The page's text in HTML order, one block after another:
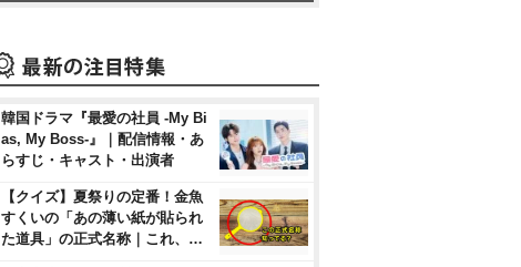
韓国ドラマ『最愛の社員 -My Bi
as, My Boss-』｜配信情報・あ
らすじ・キャスト・出演者
【クイズ】夏祭りの定番！金魚
すくいの「あの薄い紙が貼られ
た道具」の正式名称｜これ、…